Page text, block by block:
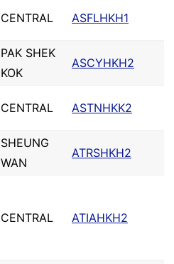
CENTRAL ASFLHKH1
PAK SHEK
KOK
ASCYHKH2
CENTRAL ASTNHKK2
SHEUNG
WAN
ATRSHKH2
CENTRAL ATIAHKH2